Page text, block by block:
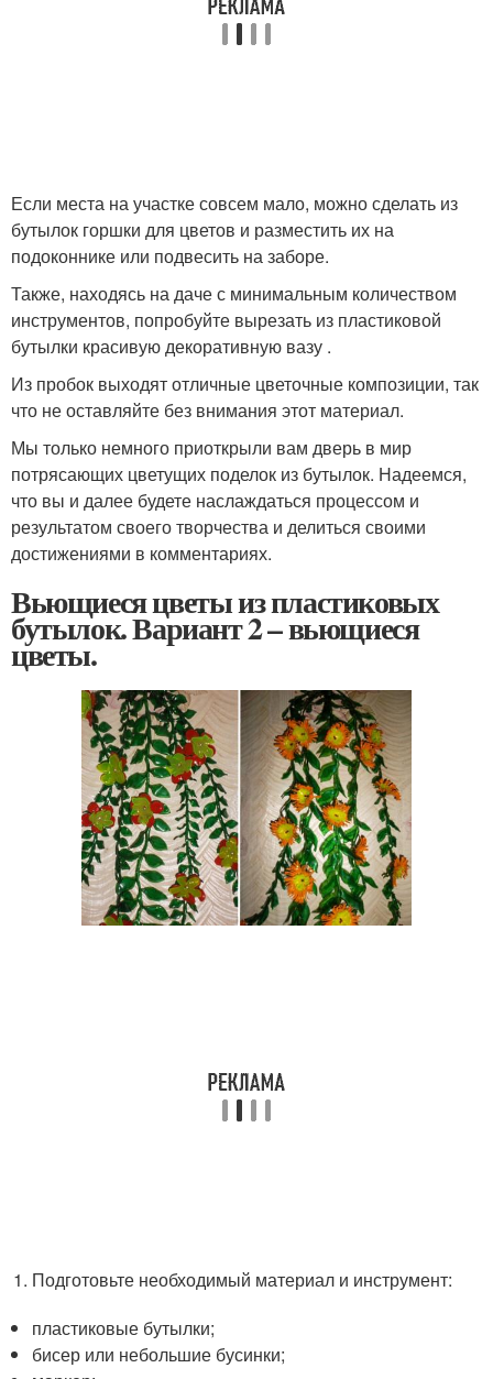
Если места на участке совсем мало, можно сделать из
бутылок горшки для цветов и разместить их на
подоконнике или подвесить на заборе.
Также, находясь на даче с минимальным количеством
инструментов, попробуйте вырезать из пластиковой
бутылки красивую декоративную вазу .
Из пробок выходят отличные цветочные композиции, так
что не оставляйте без внимания этот материал.
Мы только немного приоткрыли вам дверь в мир
потрясающих цветущих поделок из бутылок. Надеемся,
что вы и далее будете наслаждаться процессом и
результатом своего творчества и делиться своими
достижениями в комментариях.
Вьющиеся цветы из пластиковых
бутылок. Вариант 2 – вьющиеся
цветы.
Подготовьте необходимый материал и инструмент:
пластиковые бутылки;
бисер или небольшие бусинки;